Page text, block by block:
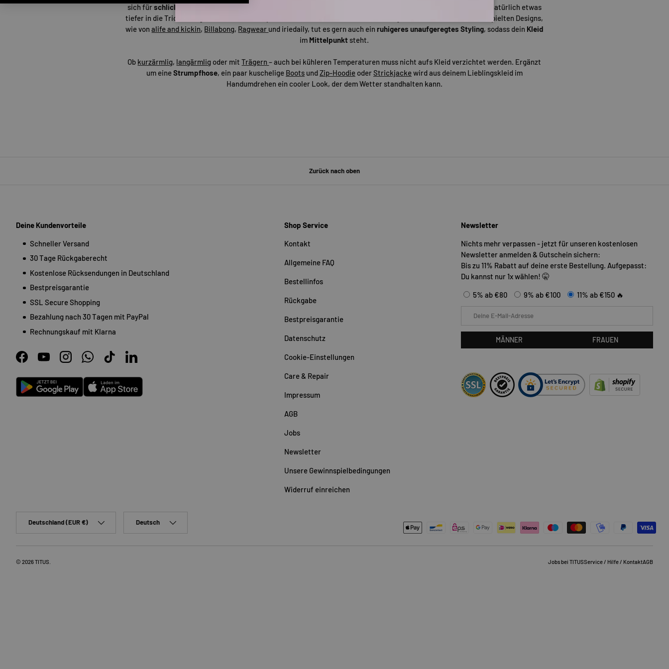
sich fürschlichtere Kleider
natürlich etwas
tiefer in die Trickkiste greifen und zum Beispiel mit Ketten und Armbändern kleine Eyecatcher einbauen. Bei verspielten Designs,
wie vonalife and kickin, Billabong, Ragwear und iriedaily, tut es gern auch einruhigeres unaufgeregtes Styling, sodass dein Kleid
im Mittelpunkt steht.
Ob kurzärmlig, langärmlig oder mitTrägern– auch bei kühleren Temperaturen muss nicht aufs Kleid verzichtet werden. Ergänzt
um eineStrumpfhose, ein paar kuschelige BootsundZip-HoodieoderStrickjackewird aus deinem Lieblingskleid im
Handumdrehen ein cooler Look, der dem Wetter standhalten kann.
Zurück nach oben
Deine Kundenvorteile
Schneller Versand
30 Tage Rückgaberecht
Kostenlose Rücksendungen in Deutschland
Bestpreisgarantie
SSL Secure Shopping
Bezahlung nach 30 Tagen mit PayPal
Rechnungskauf mit Klarna
FacebookYouTubeInstagramWhatsAppTikTokLinkedIn
Android App Store
Shop Service
Kontakt
Allgemeine FAQ
Bestellinfos
Rückgabe
Bestpreisgarantie
Datenschutz
Cookie-Einstellungen
Care & Repair
Impressum
AGB
Jobs
Newsletter
Unsere Gewinnspielbedingungen
Widerruf einreichen
Newsletter
Nichts mehr verpassen - jetzt für unseren kostenlosen
Newsletter anmelden & Gutschein sichern:
Bis zu 11% Rabatt auf deine erste Bestellung. Aufgepasst:
Du kannst nur 1x wählen! 🤫
5% ab €80 9% ab €100 11% ab €150 🔥
MÄNNER FRAUEN
Deutschland (EUR €) Deutsch
© 2026TITUS Jobs bei TITUSService / Hilfe / KontaktAGB